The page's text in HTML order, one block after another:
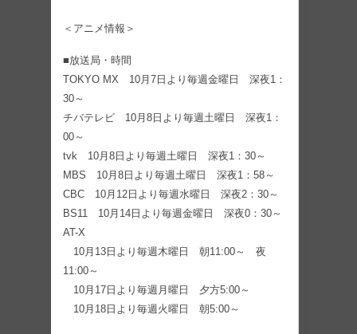
＜アニメ情報＞
■放送局・時間
TOKYO MX 10月7日より毎週金曜日 深夜1：
30～
チバテレビ 10月8日より毎週土曜日 深夜1：
00～
tvk 10月8日より毎週土曜日 深夜1：30～
MBS 10月8日より毎週土曜日 深夜1：58～
CBC 10月12日より毎週水曜日 深夜2：30～
BS11 10月14日より毎週金曜日 深夜0：30～
AT-X
10月13日より毎週木曜日 朝11:00～ 夜
11:00～
10月17日より毎週月曜日 夕方5:00～
10月18日より毎週火曜日 朝5:00～